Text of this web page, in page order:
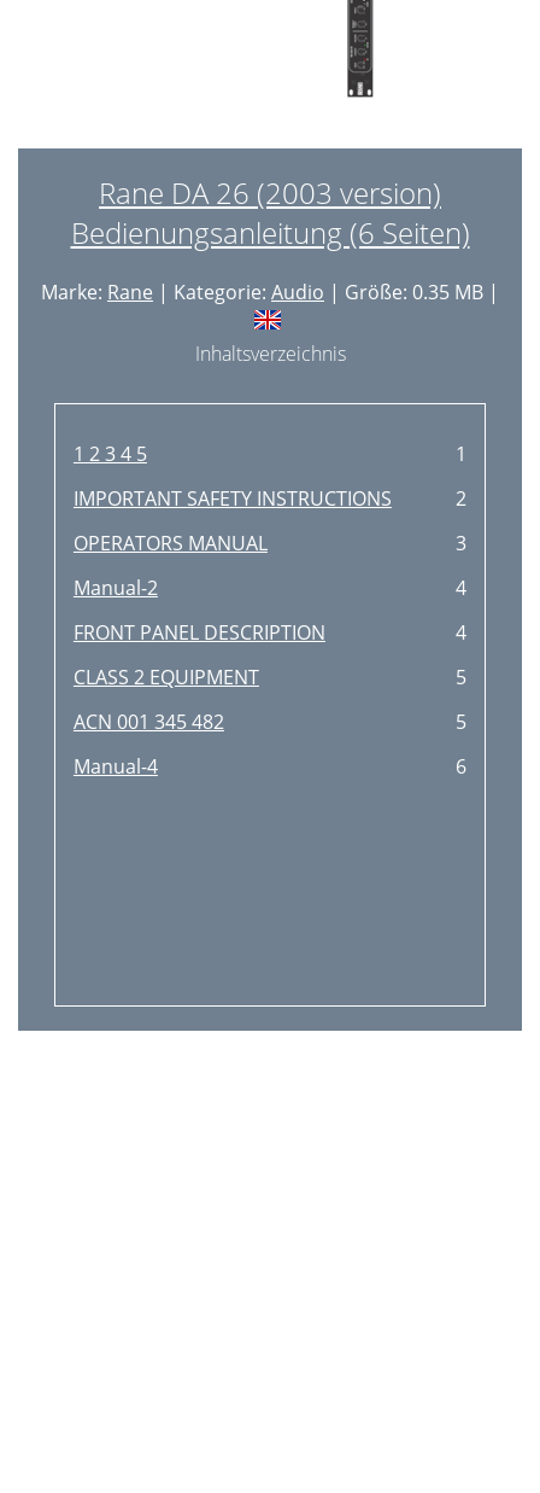
Rane DA 26 (2003 version)
Bedienungsanleitung (6 Seiten)
Marke: Rane | Kategorie: Audio | Größe: 0.35 MB |
Inhaltsverzeichnis
1 2 3 4 5
1
IMPORTANT SAFETY INSTRUCTIONS
2
OPERATORS MANUAL
3
Manual-2
4
FRONT PANEL DESCRIPTION
4
CLASS 2 EQUIPMENT
5
ACN 001 345 482
5
Manual-4
6